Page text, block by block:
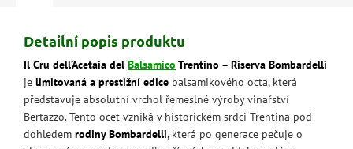
Detailní popis produktu
Il Cru dell’Acetaia del Balsamico Trentino – Riserva Bombardelli
je limitovaná a prestižní edice balsamikového octa, která
představuje absolutní vrchol řemeslné výroby vinařství
Bertazzo. Tento ocet vzniká v historickém srdci Trentina pod
dohledem rodiny Bombardelli, která po generace pečuje o